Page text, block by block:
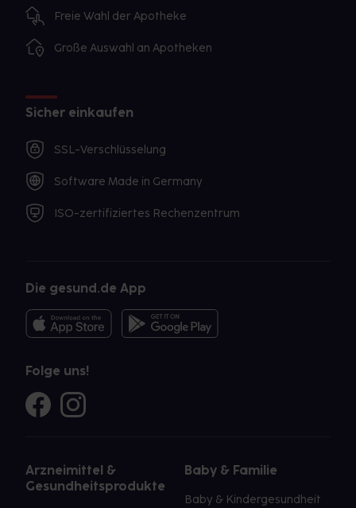
Freie Wahl der Apotheke
Große Auswahl an Apotheken
Sicher einkaufen
SSL-Verschlüsselung
Software Made in Germany
ISO-zertifiziertes Rechenzentrum
Die gesund.de App
Folge uns!
Arzneimittel &
Gesundheitsprodukte
Baby & Familie
Baby & Kindergesundheit